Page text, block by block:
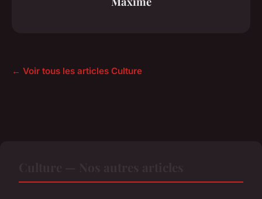
← Voir tous les articles Culture